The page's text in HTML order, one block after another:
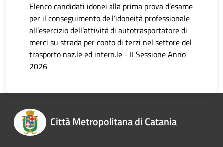
Elenco candidati idonei alla prima prova d’esame
per il conseguimento dell’idoneità professionale
all’esercizio dell’attività di autotrasportatore di
merci su strada per conto di terzi nel settore del
trasporto naz.le ed intern.le - II Sessione Anno
2026
Città Metropolitana di Catania